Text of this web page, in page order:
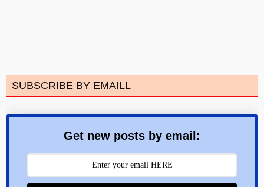
SUBSCRIBE BY EMAILL
Get new posts by email: